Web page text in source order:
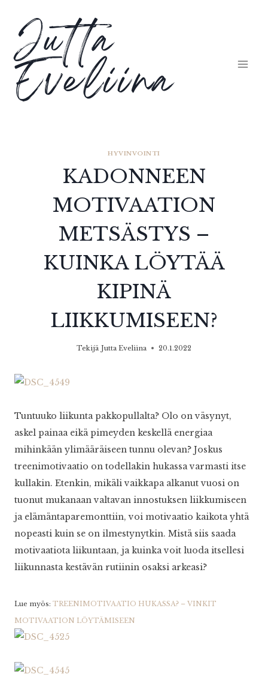
sisältöön
Jutta
Eveliina
HYVINVOINTI
KADONNEEN
MOTIVAATION
METSÄSTYS –
KUINKA LÖYTÄÄ
KIPINÄ
LIIKKUMISEEN?
Tekijä Jutta Eveliina 20.1.2022
Tuntuuko liikunta pakkopullalta? Olo on väsynyt,
askel painaa eikä pimeyden keskellä energiaa
mihinkään ylimääräiseen tunnu olevan? Joskus
treenimotivaatio on todellakin hukassa varmasti itse
kullakin. Etenkin, mikäli vaikkapa alkanut vuosi on
tuonut mukanaan valtavan innostuksen liikkumiseen
ja elämäntaparemonttiin, voi motivaatio kaikota yhtä
nopeasti kuin se on ilmestynytkin. Mistä siis saada
motivaatiota liikuntaan, ja kuinka voit luoda itsellesi
liikunnasta kestävän rutiinin osaksi arkeasi?
Lue myös: TREENIMOTIVAATIO HUKASSA? – VINKIT
MOTIVAATION LÖYTÄMISEEN